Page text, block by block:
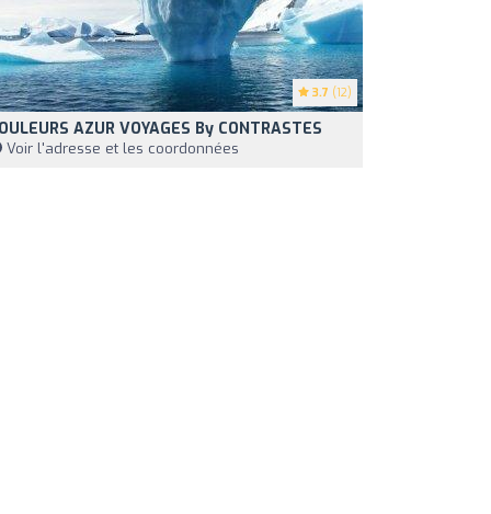
3.7 (12)
AZUR VOYAGES By CONTRASTES
Voir l'adresse et les coordonnées